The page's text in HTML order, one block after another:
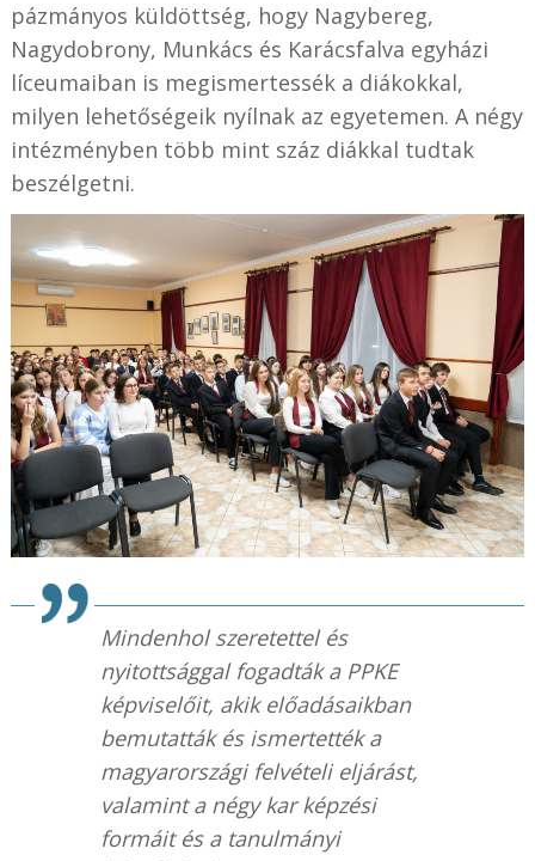
pázmányos küldöttség, hogy Nagybereg,
Nagydobrony, Munkács és Karácsfalva egyházi
líceumaiban is megismertessék a diákokkal,
milyen lehetőségeik nyílnak az egyetemen. A négy
intézményben több mint száz diákkal tudtak
beszélgetni.
Mindenhol szeretettel és
nyitottsággal fogadták a PPKE
képviselőit, akik előadásaikban
bemutatták és ismertették a
magyarországi felvételi eljárást,
valamint a négy kar képzési
formáit és a tanulmányi